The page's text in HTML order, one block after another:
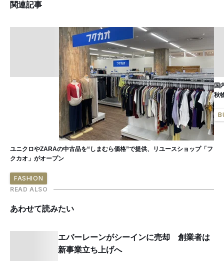
関連記事
ユニクロやZARAの中古品を“しまむら価格”で提供、リユースショップ「フ
クカオ」がオープン
FASHION
国
秋
READ ALSO
あわせて読みたい
エバーレーンがシーインに売却 創業者は
新事業立ち上げへ